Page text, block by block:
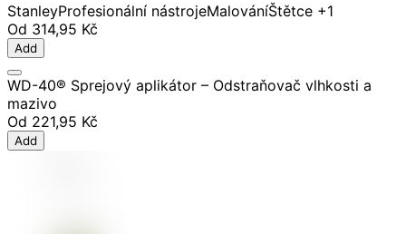
StanleyProfesionální nástrojeMalováníŠtětce +1
Od 314,95 Kč
Add
WD-40® Sprejový aplikátor – Odstraňovač vlhkosti a
mazivo
Od 221,95 Kč
Add